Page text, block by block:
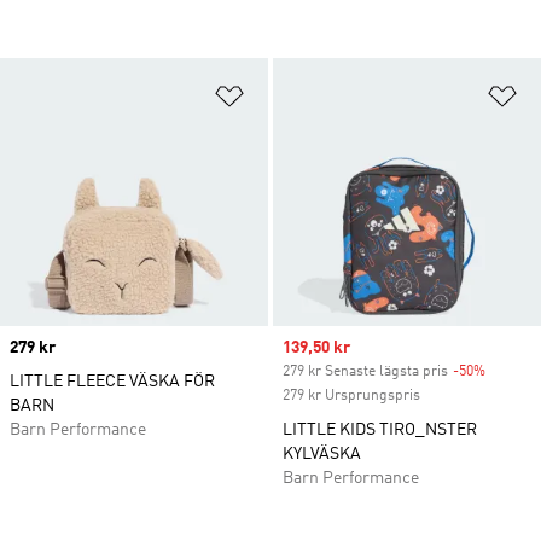
Price
279 kr
LITTLE FLEECE VÄSKA FÖR
BARN
Barn Performance
Sale price
139,50 kr
279 kr Senaste lägsta pris -50%
279 kr Ursprungspris
LITTLE KIDS TIRO_NSTER
KYLVÄSKA
Barn Performance